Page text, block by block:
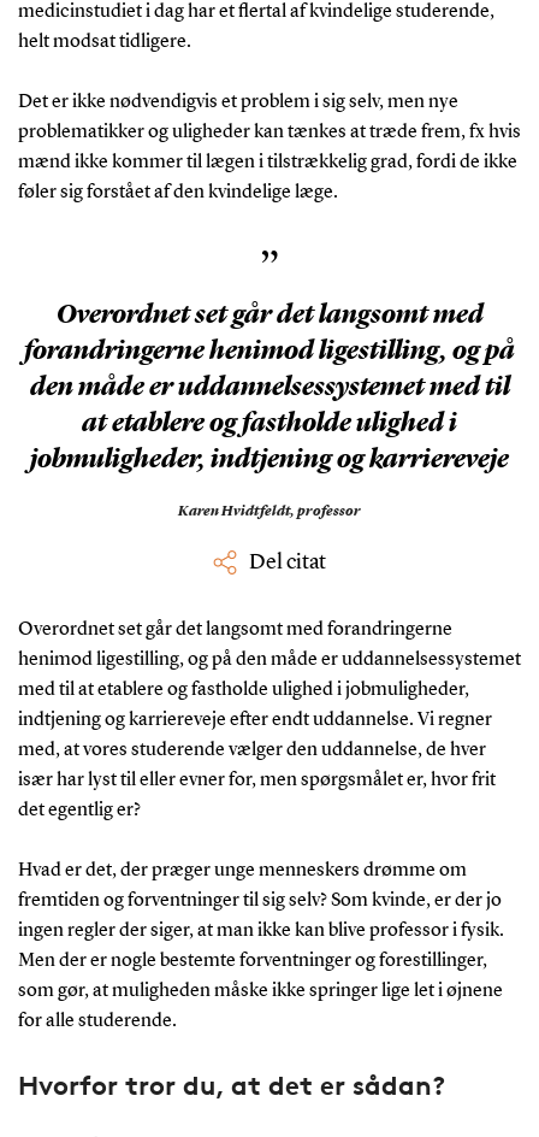
medicinstudiet i dag har et flertal af kvindelige studerende,
helt modsat tidligere.
Det er ikke nødvendigvis et problem i sig selv, men nye
problematikker og uligheder kan tænkes at træde frem, fx hvis
mænd ikke kommer til lægen i tilstrækkelig grad, fordi de ikke
føler sig forstået af den kvindelige læge.
”
Overordnet set går det langsomt med
forandringerne henimod ligestilling, og på
den måde er uddannelsessystemet med til
at etablere og fastholde ulighed i
jobmuligheder, indtjening og karriereveje
Karen Hvidtfeldt, professor
Del citat
Overordnet set går det langsomt med forandringerne
henimod ligestilling, og på den måde er uddannelsessystemet
med til at etablere og fastholde ulighed i jobmuligheder,
indtjening og karriereveje efter endt uddannelse. Vi regner
med, at vores studerende vælger den uddannelse, de hver
især har lyst til eller evner for, men spørgsmålet er, hvor frit
det egentlig er?
Hvad er det, der præger unge menneskers drømme om
fremtiden og forventninger til sig selv? Som kvinde, er der jo
ingen regler der siger, at man ikke kan blive professor i fysik.
Men der er nogle bestemte forventninger og forestillinger,
som gør, at muligheden måske ikke springer lige let i øjnene
for alle studerende.
Hvorfor tror du, at det er sådan?